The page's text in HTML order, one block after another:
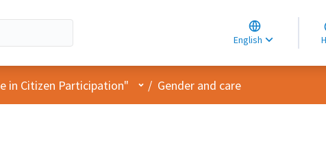
English
Choose language
Choisir la langue
Elegir el idioma
in Citizen Participation" User menu
/ Gender and care